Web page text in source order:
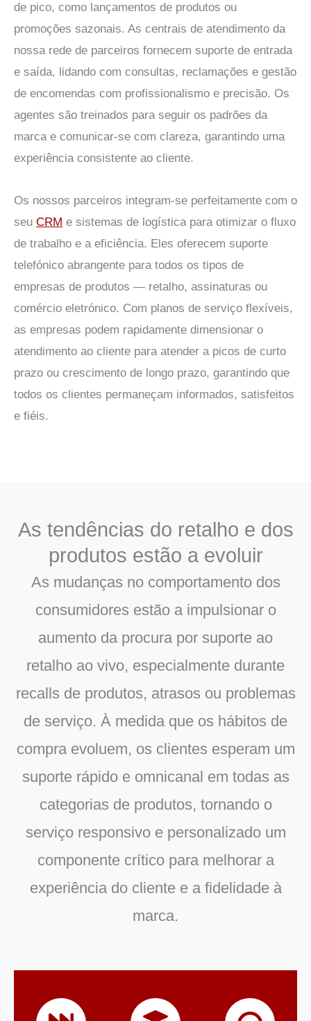
de pico, como lançamentos de produtos ou
promoções sazonais. As centrais de atendimento da
nossa rede de parceiros fornecem suporte de entrada
e saída, lidando com consultas, reclamações e gestão
de encomendas com profissionalismo e precisão. Os
agentes são treinados para seguir os padrões da
marca e comunicar-se com clareza, garantindo uma
experiência consistente ao cliente.
Os nossos parceiros integram-se perfeitamente com o
seu CRM e sistemas de logística para otimizar o fluxo
de trabalho e a eficiência. Eles oferecem suporte
telefónico abrangente para todos os tipos de
empresas de produtos — retalho, assinaturas ou
comércio eletrónico. Com planos de serviço flexíveis,
as empresas podem rapidamente dimensionar o
atendimento ao cliente para atender a picos de curto
prazo ou crescimento de longo prazo, garantindo que
todos os clientes permaneçam informados, satisfeitos
e fiéis.
As tendências do retalho e dos
produtos estão a evoluir
As mudanças no comportamento dos
consumidores estão a impulsionar o
aumento da procura por suporte ao
retalho ao vivo, especialmente durante
recalls de produtos, atrasos ou problemas
de serviço. À medida que os hábitos de
compra evoluem, os clientes esperam um
suporte rápido e omnicanal em todas as
categorias de produtos, tornando o
serviço responsivo e personalizado um
componente crítico para melhorar a
experiência do cliente e a fidelidade à
marca.